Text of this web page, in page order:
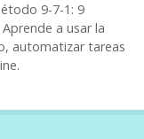
9-7-1: 9
a usar la
automatizar tareas